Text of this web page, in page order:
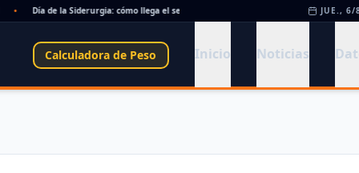
Día de la Siderurgia: cómo llega el sector al aniversario 78 del legado de Savio •
JUE., 6/
Calculadora de Peso Inicio Noticias